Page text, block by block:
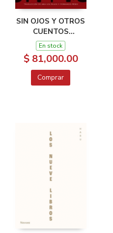
SIN OJOS Y OTROS
CUENTOS
BRASILEÑOS
INQUIETANTES
En stock
$ 81,000.00
Comprar